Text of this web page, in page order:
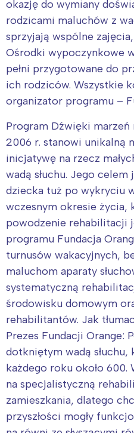
okazję do wymiany
rodzicami maluchów z
sprzyjają wspólne
Ośrodki wypoczynkowe
pełni przygotowane do
ich rodziców. Wszystkie
organizator programu –
Program Dźwięki
2006 r. stanowi unikalną
inicjatywę na rzecz
wadą słuchu. Jego
dziecka tuż po wykryciu
wczesnym okresie życia,
powodzenie rehabilitacji
programu Fundacja
turnusów wakacyjnych,
maluchom aparaty
systematyczną
środowisku domowym
rehabilitantów. Jak
Prezes Fundacji Orange:
dotkniętym wadą
każdego roku około 600.
na specjalistyczną
zamieszkania, dlatego
przyszłości mogły